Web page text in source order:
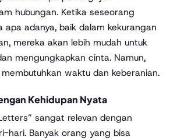
hubungan. Ketika seseorang
apa adanya, baik dalam kekurangan
mereka akan lebih mudah untuk
mengungkapkan cinta. Namun,
waktu dan keberanian.
Kehidupan Nyata
sangat relevan dengan
hari. Banyak orang yang bisa